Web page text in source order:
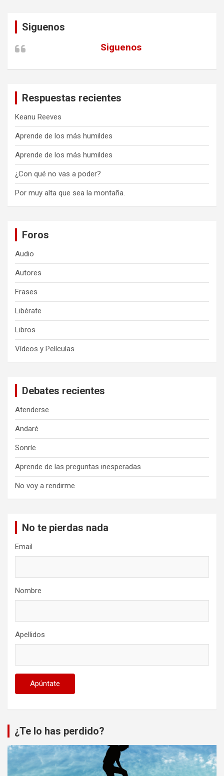
Siguenos
Siguenos
Respuestas recientes
Keanu Reeves
Aprende de los más humildes
Aprende de los más humildes
¿Con qué no vas a poder?
Por muy alta que sea la montaña.
Foros
Audio
Autores
Frases
Libérate
Libros
Vídeos y Películas
Debates recientes
Atenderse
Andaré
Sonríe
Aprende de las preguntas inesperadas
No voy a rendirme
No te pierdas nada
Email
Nombre
Apellidos
¿Te lo has perdido?